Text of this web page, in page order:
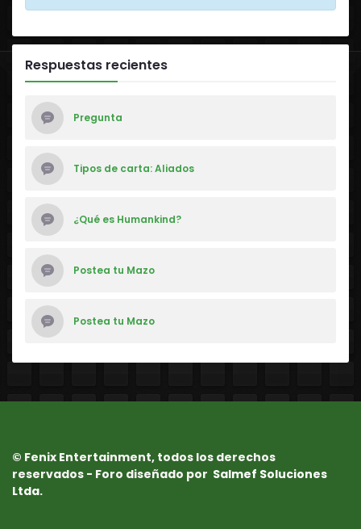
Respuestas recientes
Pregunta
Tipos de carta: Aliados
¿Qué es Humankind?
Postea tu Mazo
Postea tu Mazo
© Fenix Entertainment, todos los derechos
reservados - Foro diseñado por Salmef Soluciones
Ltda.